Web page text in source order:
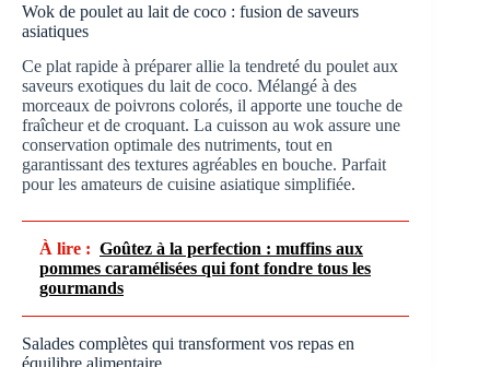
Wok de poulet au lait de coco : fusion de saveurs
asiatiques
Ce plat rapide à préparer allie la tendreté du poulet aux
saveurs exotiques du lait de coco. Mélangé à des
morceaux de poivrons colorés, il apporte une touche de
fraîcheur et de croquant. La cuisson au wok assure une
conservation optimale des nutriments, tout en
garantissant des textures agréables en bouche. Parfait
pour les amateurs de cuisine asiatique simplifiée.
À lire : Goûtez à la perfection : muffins aux
pommes caramélisées qui font fondre tous les
gourmands
Salades complètes qui transforment vos repas en